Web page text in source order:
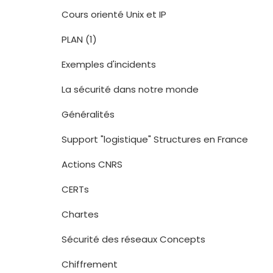
Cours orienté Unix et IP
PLAN (1)
Exemples d'incidents
La sécurité dans notre monde
Généralités
Support "logistique" Structures en France
Actions CNRS
CERTs
Chartes
Sécurité des réseaux Concepts
Chiffrement